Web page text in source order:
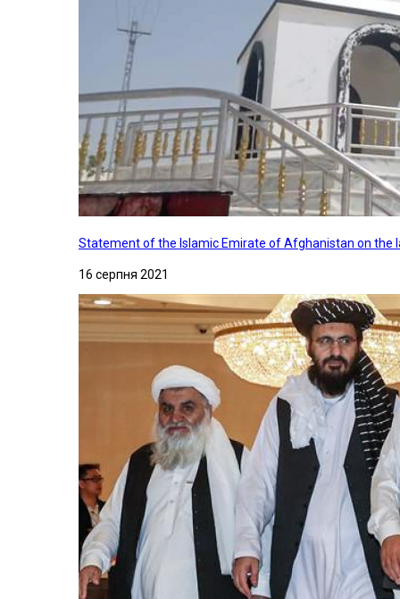
Statement of the Islamic Emirate of Afghanistan on
16 серпня 2021